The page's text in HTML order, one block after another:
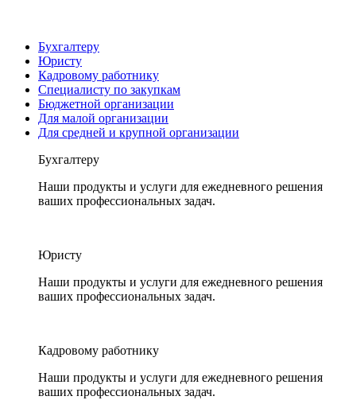
Бухгалтеру
Юристу
Кадровому работнику
Специалисту по закупкам
Бюджетной организации
Для малой организации
Для средней и крупной организации
Бухгалтеру
Наши продукты и услуги для ежедневного решения
ваших профессиональных задач.
Юристу
Наши продукты и услуги для ежедневного решения
ваших профессиональных задач.
Кадровому работнику
Наши продукты и услуги для ежедневного решения
ваших профессиональных задач.